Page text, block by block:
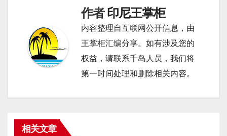
作者印尼王掌柜
内容整理自互联网公开信息，由
王掌柜汇编分享。如有涉及您的
权益，请联系千岛人员，我们将
第一时间处理和删除相关内容。
相关文章